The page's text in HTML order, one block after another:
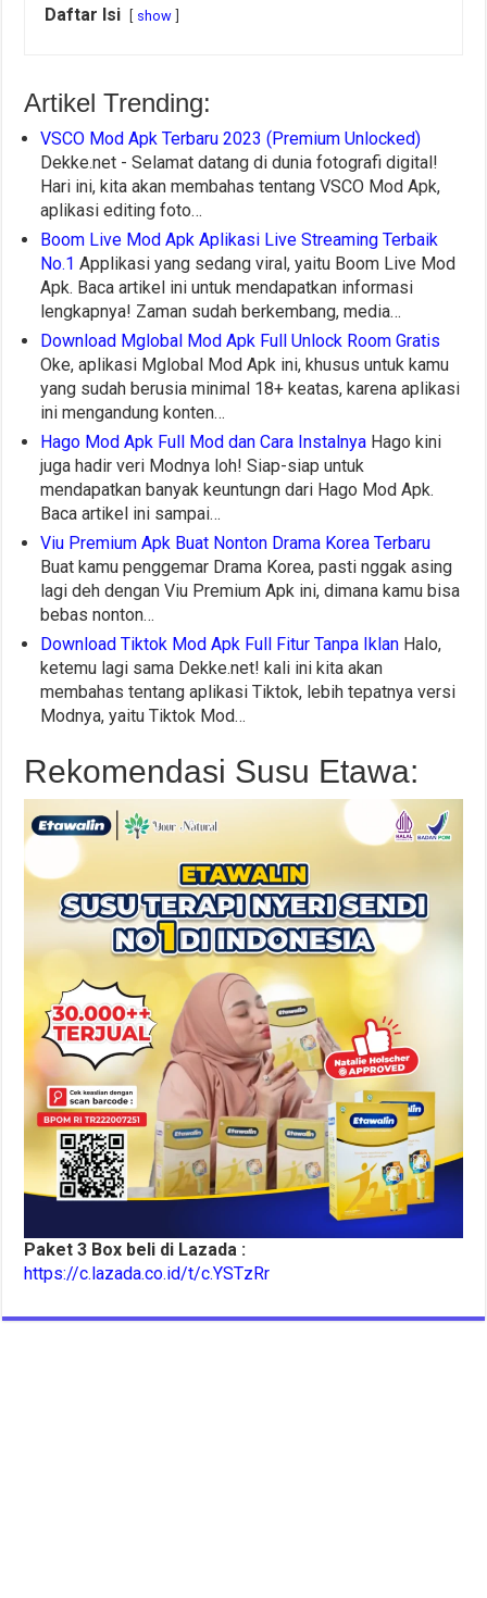
Daftar Isi show
Artikel Trending:
VSCO Mod Apk Terbaru 2023 (Premium Unlocked)
Dekke.net - Selamat datang di dunia fotografi digital!
Hari ini, kita akan membahas tentang VSCO Mod Apk,
aplikasi editing foto…
Boom Live Mod Apk Aplikasi Live Streaming Terbaik
No.1 Applikasi yang sedang viral, yaitu Boom Live Mod
Apk. Baca artikel ini untuk mendapatkan informasi
lengkapnya! Zaman sudah berkembang, media…
Download Mglobal Mod Apk Full Unlock Room Gratis
Oke, aplikasi Mglobal Mod Apk ini, khusus untuk kamu
yang sudah berusia minimal 18+ keatas, karena aplikasi
ini mengandung konten…
Hago Mod Apk Full Mod dan Cara Instalnya Hago kini
juga hadir veri Modnya loh! Siap-siap untuk
mendapatkan banyak keuntungn dari Hago Mod Apk.
Baca artikel ini sampai…
Viu Premium Apk Buat Nonton Drama Korea Terbaru
Buat kamu penggemar Drama Korea, pasti nggak asing
lagi deh dengan Viu Premium Apk ini, dimana kamu bisa
bebas nonton…
Download Tiktok Mod Apk Full Fitur Tanpa Iklan Halo,
ketemu lagi sama Dekke.net! kali ini kita akan
membahas tentang aplikasi Tiktok, lebih tepatnya versi
Modnya, yaitu Tiktok Mod…
Rekomendasi Susu Etawa:
Paket 3 Box beli di Lazada :
https://c.lazada.co.id/t/c.YSTzRr